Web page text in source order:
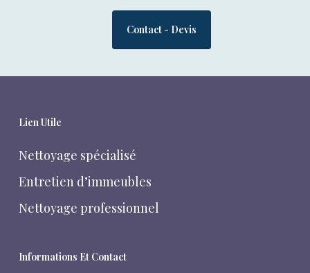
Contact - Devis
Lien Utile
Nettoyage spécialisé
Entretien d’immeubles
Nettoyage professionnel
Informations Et Contact